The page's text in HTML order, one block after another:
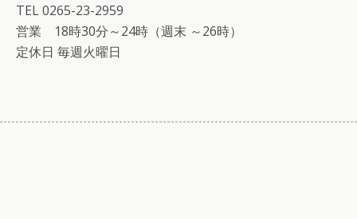
TEL 0265-23-2959
営業 18時30分～24時（週末 ～26時）
定休日 毎週火曜日